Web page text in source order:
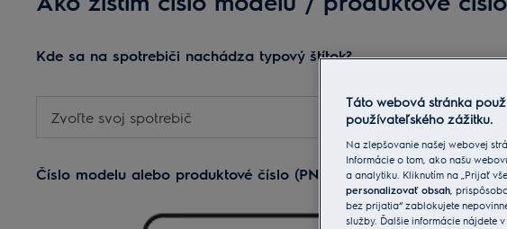
Kde sa na spotrebiči nachádza typový štítok?
Zvoľte svoj spotrebič
Číslo modelu alebo produktové číslo (PNC) nájdete na typovom
Táto webová stránka
používateľského zážitku.
Na zlepšovanie našej webovej
Informácie o tom, ako našu
a analytiku. Kliknutím na „Prijať
personalizovať obsah,
bez prijatia“ zablokujete
služby. Ďalšie informácie nájdete